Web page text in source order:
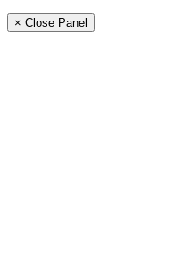
× Close Panel